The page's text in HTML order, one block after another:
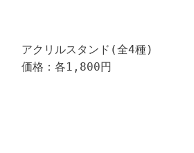
アクリルスタンド(全4種)
価格：各1,800円